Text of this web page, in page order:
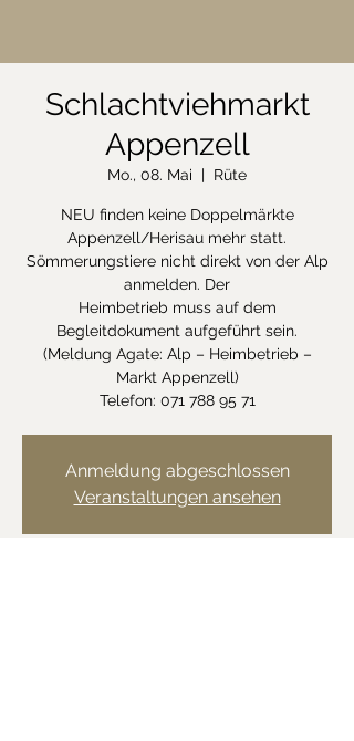
Schlachtviehmarkt
Appenzell
Mo., 08. Mai
  |
Rüte
NEU finden keine Doppelmärkte
Appenzell/Herisau mehr statt.
Sömmerungstiere nicht direkt von der Alp
anmelden. Der
Heimbetrieb muss auf dem
Begleitdokument aufgeführt sein.
(Meldung Agate: Alp – Heimbetrieb –
Markt Appenzell)
Telefon: 071 788 95 71
Anmeldung abgeschlossen
Veranstaltungen ansehen